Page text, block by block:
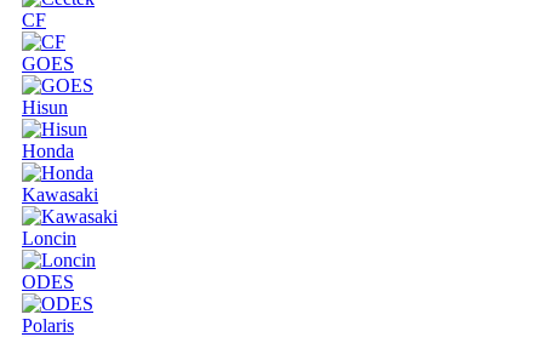
CF
GOES
Hisun
Honda
Kawasaki
Loncin
ODES
Polaris